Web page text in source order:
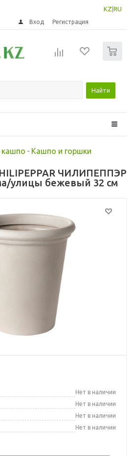
KZ RU
Вход Регистрация
Найти
кашпо - Кашпо и горшки
ЧИЛИПЕППЭР
улицы бежевый 32 см
Нет в наличии
Нет в наличии
Нет в наличии
Нет в наличии